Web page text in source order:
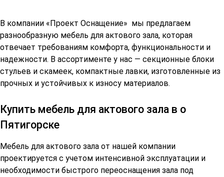
В компании «Проект Оснащение» мы предлагаем
разнообразную мебель для актового зала, которая
отвечает требованиям комфорта, функциональности и
надежности. В ассортименте у нас — секционные блоки
стульев и скамеек, компактные лавки, изготовленные из
прочных и устойчивых к износу материалов.
Купить мебель для актового зала в о
Пятигорске
Мебель для актового зала от нашей компании
проектируется с учетом интенсивной эксплуатации и
необходимости быстрого переоснащения зала под